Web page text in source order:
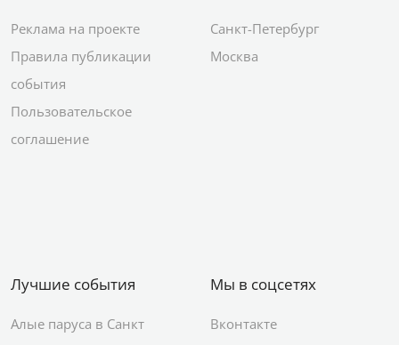
Реклама на проекте
Правила публикации
события
Пользовательское
соглашение
Санкт-Петербург
Москва
Лучшие события
Алые паруса в Санкт
Мы в соцсетях
Вконтакте